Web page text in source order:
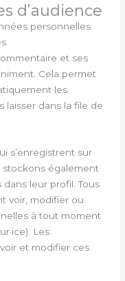
d’audience
personnelles
et ses
Cela permet
les
laisser dans la file de
s’enregistrent sur
stockons également
leur profil. Tous
voir, modifier ou
à tout moment
Les
et modifier ces